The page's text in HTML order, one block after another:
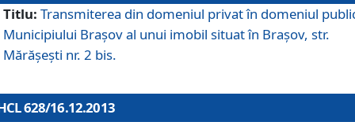
Titlu: Transmiterea din domeniul privat în domeniul
Municipiului Braşov al unui imobil situat în Braşov, str.
Mărăşeşti nr. 2 bis.
628/16.12.2013